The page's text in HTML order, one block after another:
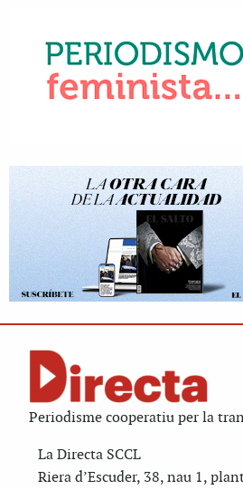
Periodisme cooperatiu per la
La Directa SCCL
Riera d’Escuder, 38, nau 1,